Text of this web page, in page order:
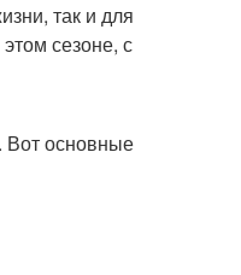
так и для
сезоне, с
Вот основные